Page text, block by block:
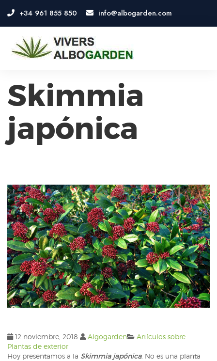
+34 961 855 850 info@albogarden.com
Skimmia
japónica
12 noviembre, 2018 Algogarden
Artículos sobre
Plantas de exterior
Hoy presentamos a la Skimmia japónica. No es una planta